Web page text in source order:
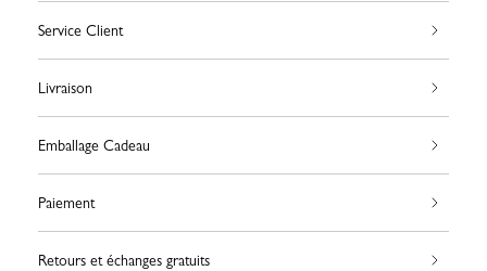
Service Client
Livraison
Emballage Cadeau
Paiement
Retours et échanges gratuits